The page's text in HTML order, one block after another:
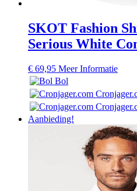
SKOT Fashion
Serious White
€ 69,95 Meer Informatie
Bol
Aanbieding!